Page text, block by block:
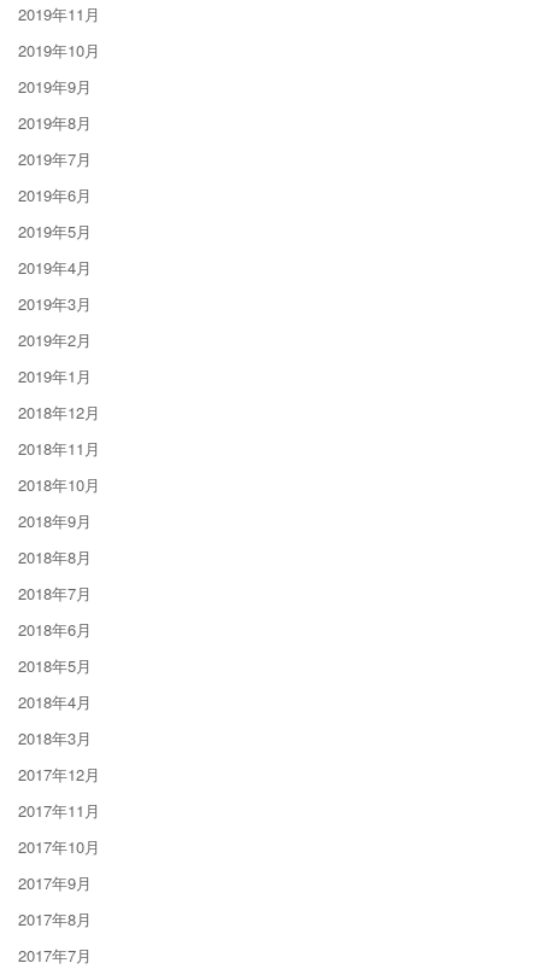
2019年11月
2019年10月
2019年9月
2019年8月
2019年7月
2019年6月
2019年5月
2019年4月
2019年3月
2019年2月
2019年1月
2018年12月
2018年11月
2018年10月
2018年9月
2018年8月
2018年7月
2018年6月
2018年5月
2018年4月
2018年3月
2017年12月
2017年11月
2017年10月
2017年9月
2017年8月
2017年7月